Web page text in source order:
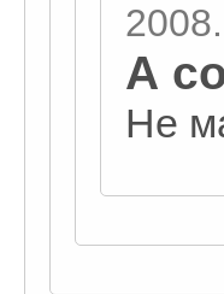
А
Не